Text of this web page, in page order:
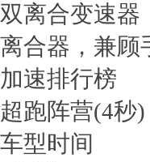
双离合变速器
离合器，兼顾
加速排行榜
超跑阵营(4秒)
车型时间